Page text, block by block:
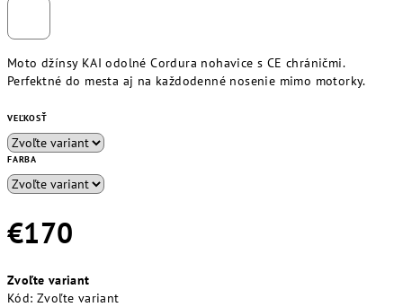
Moto džínsy KAI odolné Cordura nohavice s CE chráničmi.
Perfektné do mesta aj na každodenné nosenie mimo motorky.
VEĽKOSŤ
FARBA
€170
cena:
Zvoľte variant
Kód: Zvoľte variant